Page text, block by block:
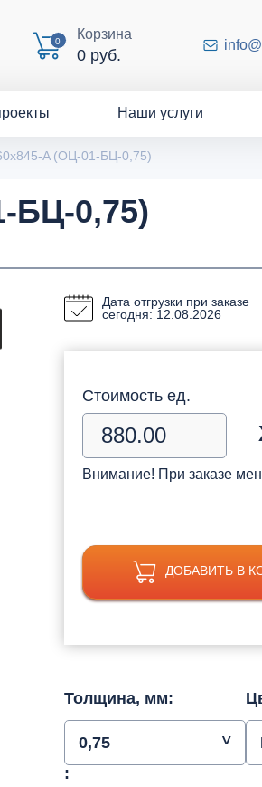
0 Корзина
0 руб.
Наши услуги
A (ОЦ-01-БЦ-0,75)
БЦ-0,75)
Дата отгрузки при заказе
сегодня: 12.08.2026
Стоимость ед.
Внимание! При заказе
ДОБАВИТЬ В
Толщина, мм:
0,75
: